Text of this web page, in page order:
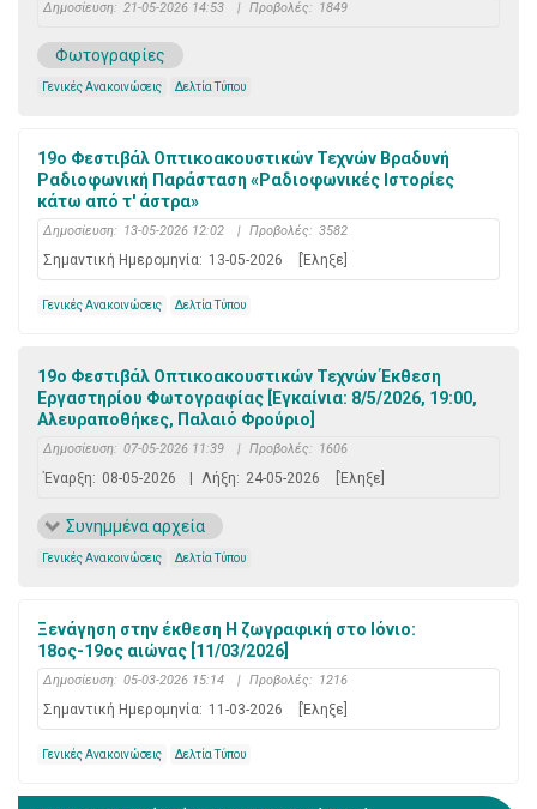
Δημοσίευση: 21-05-2026 14:53 | Προβολές: 1849
Φωτογραφίες
Γενικές Ανακοινώσεις Δελτία Τύπου
19ο Φεστιβάλ Οπτικοακουστικών Τεχνών Bραδυνή
Ραδιοφωνική Παράσταση «Ραδιοφωνικές Ιστορίες
κάτω από τ' άστρα»
Δημοσίευση: 13-05-2026 12:02 | Προβολές: 3582
Σημαντική Ημερομηνία: 13-05-2026 [Έληξε]
Γενικές Ανακοινώσεις Δελτία Τύπου
19ο Φεστιβάλ Οπτικοακουστικών Τεχνών Έκθεση
Εργαστηρίου Φωτογραφίας [Εγκαίνια: 8/5/2026, 19:00,
Αλευραποθήκες, Παλαιό Φρούριο]
Δημοσίευση: 07-05-2026 11:39 | Προβολές: 1606
Έναρξη: 08-05-2026 Λήξη: 24-05-2026 [Έληξε]
Συνημμένα αρχεία
Γενικές Ανακοινώσεις Δελτία Τύπου
Ξενάγηση στην έκθεση Η ζωγραφική στο Ιόνιο:
18ος-19ος αιώνας [11/03/2026]
Δημοσίευση: 05-03-2026 15:14 | Προβολές: 1216
Σημαντική Ημερομηνία: 11-03-2026 [Έληξε]
Γενικές Ανακοινώσεις Δελτία Τύπου